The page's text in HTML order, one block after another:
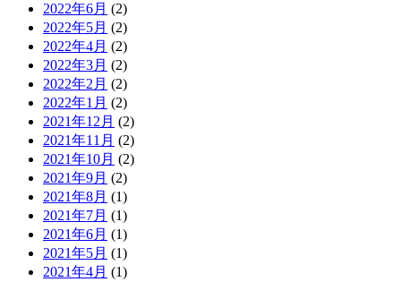
2022年6月 (2)
2022年5月 (2)
2022年4月 (2)
2022年3月 (2)
2022年2月 (2)
2022年1月 (2)
2021年12月 (2)
2021年11月 (2)
2021年10月 (2)
2021年9月 (2)
2021年8月 (1)
2021年7月 (1)
2021年6月 (1)
2021年5月 (1)
2021年4月 (1)